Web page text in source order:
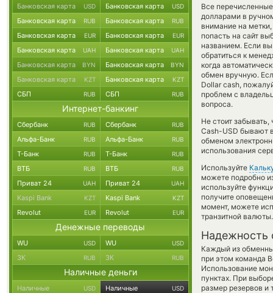
Все
долларами в
внимание на
попасть на сайт
названием. Если
обратиться к
когда
обмен вручную.
Dollar cash,
проблем с
вопроса.
Не стоит
Cash-USD бывают
обменом
использования
Используйте
можете подробно
используйте
получите
момент, можете
транзитной валюты.
Надежность
Каждый из
при этом команда
Использование
пунктах. При
размер резервов и
Банковская карта USD Банковская карта USD
Банковская карта RUB Банковская карта RUB
Банковская карта EUR Банковская карта EUR
Банковская карта UAH Банковская карта UAH
Банковская карта BYN Банковская карта BYN
Банковская карта KZT Банковская карта KZT
СБП RUB СБП RUB
Интернет-банкинг
Сбербанк RUB Сбербанк RUB
Альфа-Банк RUB Альфа-Банк RUB
Т-Банк RUB Т-Банк RUB
ВТБ RUB ВТБ RUB
Приват 24 UAH Приват 24 UAH
Kaspi Bank KZT Kaspi Bank KZT
Revolut EUR Revolut EUR
Денежные переводы
WU USD WU USD
ЗК RUB ЗК RUB
Наличные деньги
Наличные USD Наличные USD